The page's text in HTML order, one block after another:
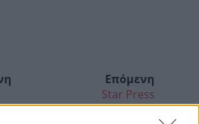
Επόμενη
Star Press